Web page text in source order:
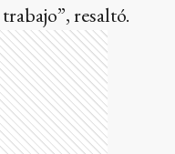
resaltó.